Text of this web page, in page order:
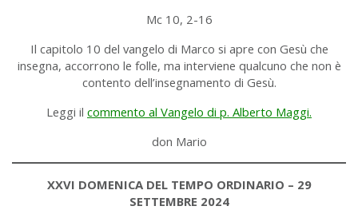
Mc 10, 2-16
Il capitolo 10 del vangelo di Marco si apre con Gesù che
insegna, accorrono le folle, ma interviene qualcuno che non è
contento dell’insegnamento di Gesù.
Leggi il commento al Vangelo di p. Alberto Maggi.
don Mario
XXVI DOMENICA DEL TEMPO ORDINARIO – 29
SETTEMBRE 2024